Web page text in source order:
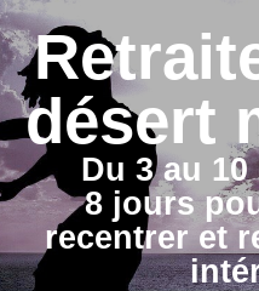
désert
Du 3 au
8 jours
recentrer et